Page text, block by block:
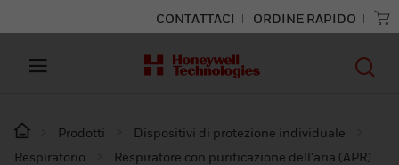
CONTATTACI ORDINE RAPIDO
Prodotti
Dispositivi di protezione individuale
Respiratorio
Respiratore con purificazione dell'aria (APR)